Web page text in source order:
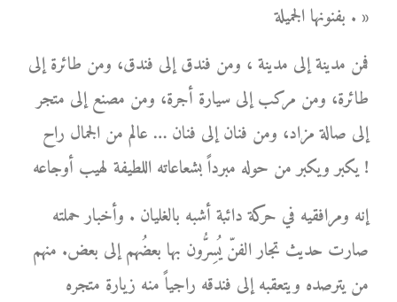
بفنونها الجميلة . »
فمن مدينة إلى مدينة ، ومن فندق إلى فندق، ومن طائرة إلى
طائرة، ومن مركب إلى سيارة أجرة، ومن مصنع إلى متجر
إلى صالة مزاد، ومن فنان إلى فنان … عالم من الجمال راح
يكبر ويكبر من حوله مبرداً بشعاعاته اللطيفة لهيب أوجاعه !
إنه ومرافقيه في حركة دائبة أشبه بالغليان . وأخبار حملته
صارت حديث تجار الفنّ يُسِرُّون بها بعضُهم إلى بعض. منهم
من يترصده ويتعقبه إلى فندقه راجياً منه زيارة متجره